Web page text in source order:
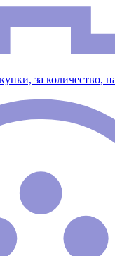
за количество,